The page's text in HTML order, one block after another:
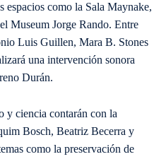
espacios como la Sala Maynake,
Museum Jorge Rando. Entre
Luis Guillen, Mara B. Stones
una intervención sonora
Durán.
y ciencia contarán con la
Bosch, Beatriz Becerra y
como la preservación de